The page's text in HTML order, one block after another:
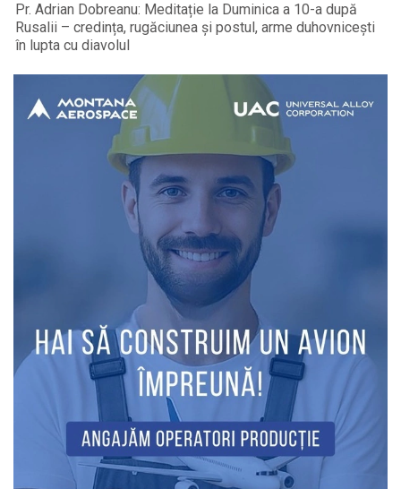
Pr. Adrian Dobreanu: Meditație la Duminica a 10-a după
Rusalii – credința, rugăciunea și postul, arme duhovnicești
în lupta cu diavolul